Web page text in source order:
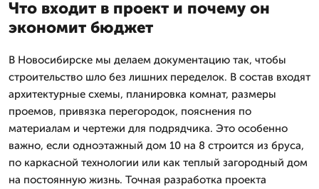
Что входит в проект и почему он
экономит бюджет
В Новосибирске мы делаем документацию так, чтобы
строительство шло без лишних переделок. В состав входят
архитектурные схемы, планировка комнат, размеры
проемов, привязка перегородок, пояснения по
материалам и чертежи для подрядчика. Это особенно
важно, если одноэтажный дом 10 на 8 строится из бруса,
по каркасной технологии или как теплый загородный дом
на постоянную жизнь. Точная разработка проекта